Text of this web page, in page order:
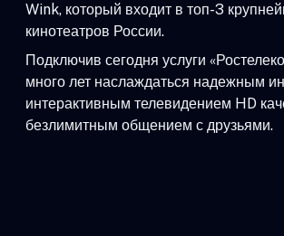
Wink, который входит в топ-3
кинотеатров России.
Подключив сегодня услуги
много лет наслаждаться надежным
интерактивным телевидением HD
безлимитным общением с друзьями.